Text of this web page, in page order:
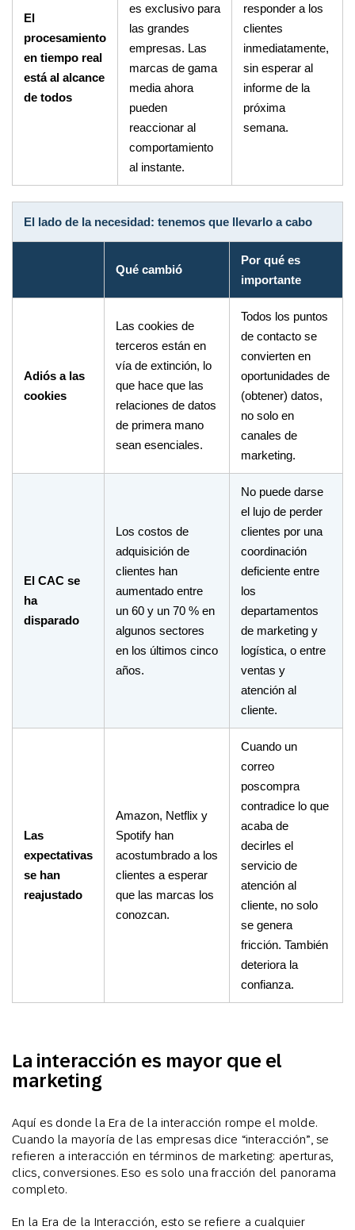
El
procesamiento
en tiempo real
está al alcance
de todos
es exclusivo para
las grandes
empresas. Las
marcas de gama
media ahora
pueden
reaccionar al
comportamiento
al instante.
responder a los
clientes
inmediatamente,
sin esperar al
informe de la
próxima
semana.
El lado de la necesidad: tenemos que llevarlo a cabo
Qué cambió
Por qué es
importante
Adiós a las
cookies
Las cookies de
terceros están en
vía de extinción, lo
que hace que las
relaciones de datos
de primera mano
sean esenciales.
Todos los puntos
de contacto se
convierten en
oportunidades de
(obtener) datos,
no solo en
canales de
marketing.
El CAC se
ha
disparado
Los costos de
adquisición de
clientes han
aumentado entre
un 60 y un 70 % en
algunos sectores
en los últimos cinco
años.
No puede darse
el lujo de perder
clientes por una
coordinación
deficiente entre
los
departamentos
de marketing y
logística, o entre
ventas y
atención al
cliente.
Las
expectativas
se han
reajustado
Amazon, Netflix y
Spotify han
acostumbrado a los
clientes a esperar
que las marcas los
conozcan.
Cuando un
correo
poscompra
contradice lo que
acaba de
decirles el
servicio de
atención al
cliente, no solo
se genera
fricción. También
deteriora la
confianza.
La interacción es mayor que el
marketing
Aquí es donde la Era de la interacción rompe el molde.
Cuando la mayoría de las empresas dice “interacción”, se
refieren a interacción en términos de marketing: aperturas,
clics, conversiones. Eso es solo una fracción del panorama
completo.
En la Era de la Interacción, esto se refiere a cualquier